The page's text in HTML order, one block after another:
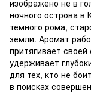
изображено не в
ночного острова
темного рома,
земли. Аромат
притягивает
удерживает
для тех, кто не
в поисках